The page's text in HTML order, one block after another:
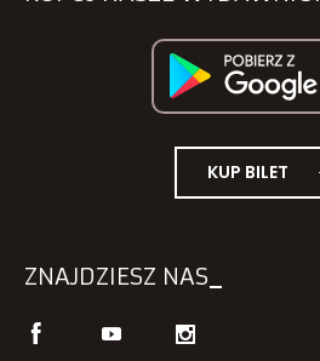
KUP BILET
ZNAJDZIESZ NAS